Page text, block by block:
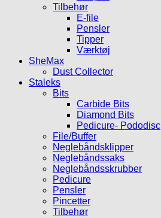
Tilbehør
E-file
Pensler
Tipper
Værktøj
SheMax
Dust Collector
Staleks
Bits
Carbide Bits
Diamond Bits
Pedicure- Pododisc
File/Buffer
Neglebåndsklipper
Neglebåndssaks
Neglebåndsskrubber
Pedicure
Pensler
Pincetter
Tilbehør